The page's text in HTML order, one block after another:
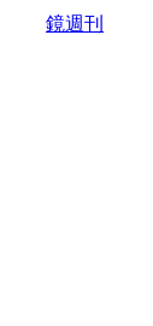
鏡週刊